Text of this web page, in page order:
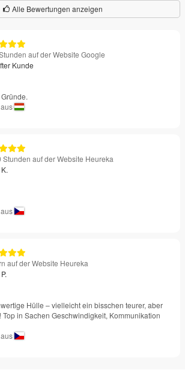
Alle Bewertungen anzeigen
auf der Website Google
Kunde
aus
Stunden auf der Website Heureka
aus
auf der Website Heureka
Hülle – vielleicht ein bisschen teurer, aber
in Sachen Geschwindigkeit, Kommunikation
aus